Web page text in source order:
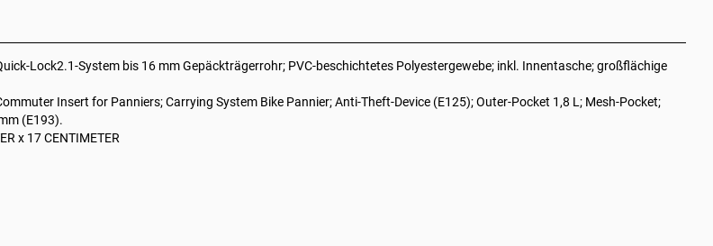
Lock2.1-System bis 16 mm Gepäckträgerrohr; PVC-beschichtetes Polyestergewebe; inkl. Innentasche; großflächige
Insert for Panniers; Carrying System Bike Pannier; Anti-Theft-Device (E125); Outer-Pocket 1,8 L; Mesh-Pocket;
(E193).
x 17 CENTIMETER